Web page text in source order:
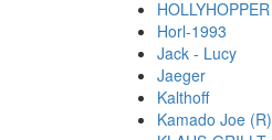
HOLLYHOPPER
Horl-1993
Jack - Lucy
Jaeger
Kalthoff
Kamado Joe (R)